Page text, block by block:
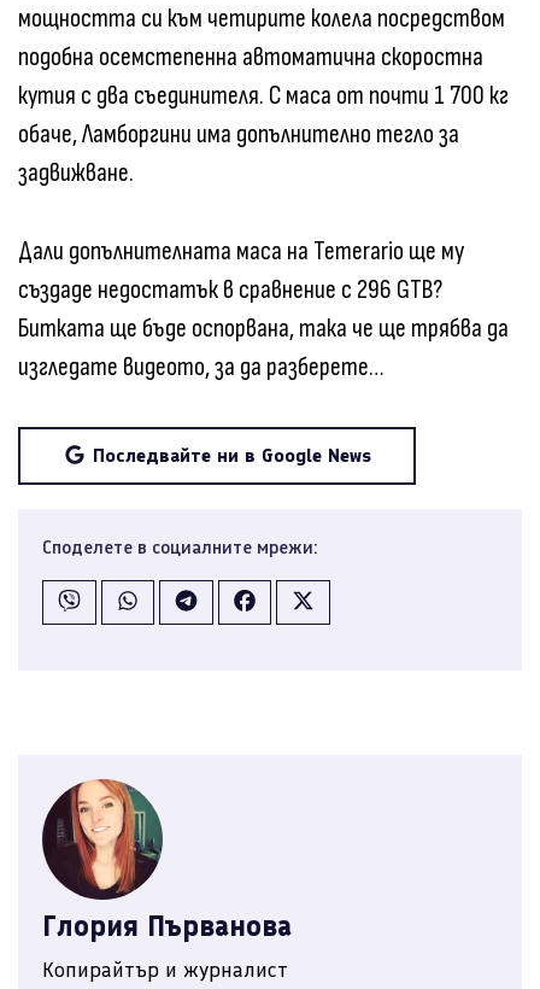
мощността си към четирите колела посредством
подобна осемстепенна автоматична скоростна
кутия с два съединителя. С маса от почти 1 700 кг
обаче, Ламборгини има допълнително тегло за
задвижване.
Дали допълнителната маса на Temerario ще му
създаде недостатък в сравнение с 296 GTB?
Битката ще бъде оспорвана, така че ще трябва да
изгледате видеото, за да разберете…
Последвайте ни в Google News
Споделете в социалните мрежи:
Глория Първанова
Копирайтър и журналист